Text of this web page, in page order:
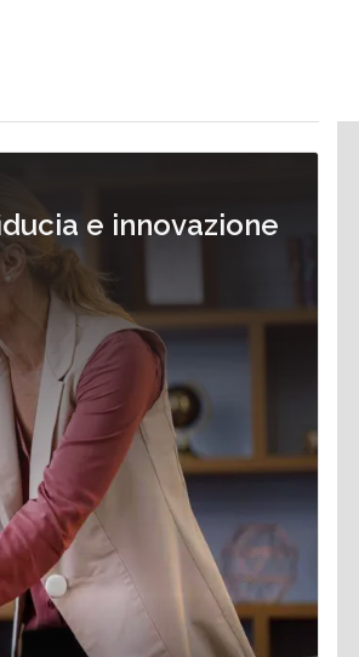
e innovazione